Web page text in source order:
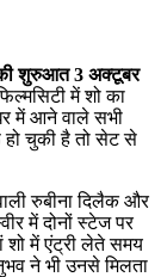
की शुरुआत 3 अक्टूबर
में शो का
में आने वाले सभी
चुकी है तो सेट से
रुबीना दिलैक और
में दोनों स्टेज पर
में एंट्री लेते समय
ने भी उनसे मिलता